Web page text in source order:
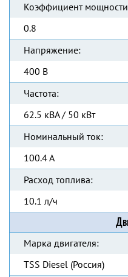
Коэффициент
0.8
Напряжение:
400 В
Частота:
62.5 кВА / 50 кВт
Номинальный ток:
100.4 А
Расход топлива:
10.1 л/ч
Марка двигателя:
TSS Diesel (Россия)